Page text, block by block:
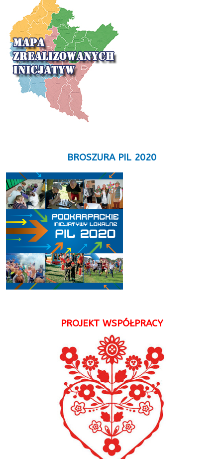
BROSZURA PIL 2020
PROJEKT WSPÓŁPRACY